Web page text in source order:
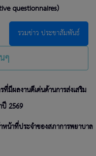
questionnaires)
รวมข่าว ประชาสัมพันธ์
ๆ
มีผลงานดีเด่นด้านการส่งเสริม
2569
น้าที่ประจำของสภาการพยาบาล